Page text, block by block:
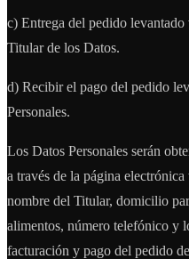
c) Entrega del pedido
Titular de los Datos.
d) Recibir el pago del pedido
Personales.
Los Datos Personales serán
a través de la página
nombre del Titular, domicilio
alimentos, número telefónico y
facturación y pago del pedido